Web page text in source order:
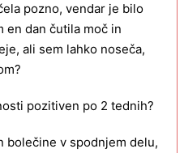
pozno, vendar je bilo
en dan čutila moč in
ali sem lahko noseča,
pozitiven po 2 tednih?
bolečine v spodnjem delu,